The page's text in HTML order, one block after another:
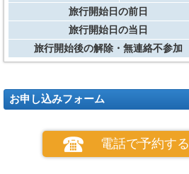
旅行開始日の前日
旅行開始日の当日
旅行開始後の解除・無連絡不参加
お申し込みフォーム
電話で予約する